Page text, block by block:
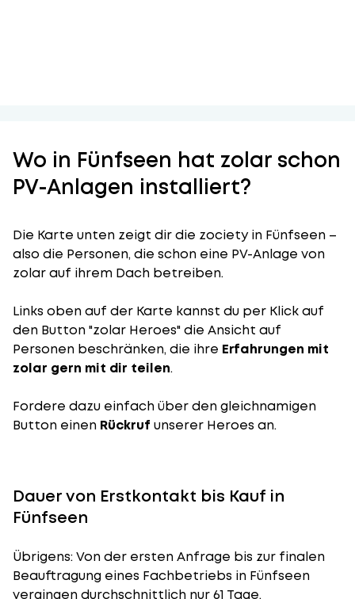
Wo in Fünfseen hat zolar schon
PV-Anlagen installiert?
Die Karte unten zeigt dir die zociety in Fünfseen –
also die Personen, die schon eine PV-Anlage von
zolar auf ihrem Dach betreiben.
Links oben auf der Karte kannst du per Klick auf
den Button "zolar Heroes" die Ansicht auf
Personen beschränken, die ihre Erfahrungen mit
zolar gern mit dir teilen.
Fordere dazu einfach über den gleichnamigen
Button einen Rückruf unserer Heroes an.
Dauer von Erstkontakt bis Kauf in
Fünfseen
Übrigens: Von der ersten Anfrage bis zur finalen
Beauftragung eines Fachbetriebs in Fünfseen
vergingen durchschnittlich nur 61 Tage.